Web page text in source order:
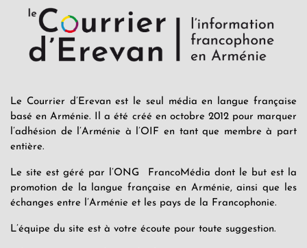
Le Courrier d’Erevan est le seul média en langue française
basé en Arménie. Il a été créé en octobre 2012 pour marquer
l’adhésion de l’Arménie à l’OIF en tant que membre à part
entière.
Le site est géré par l’ONG FrancoMédia dont le but est la
promotion de la langue française en Arménie, ainsi que les
échanges entre l’Arménie et les pays de la Francophonie.
L’équipe du site est à votre écoute pour toute suggestion.